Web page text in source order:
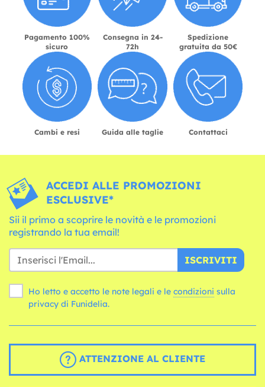
Pagamento 100%
sicuro
Consegna in 24-
72h
Spedizione
gratuita da 50€
Cambi e resi Guida alle taglie Contattaci
ACCEDI ALLE PROMOZIONI
ESCLUSIVE*
Sii il primo a scoprire le novità e le promozioni
registrando la tua email!
ISCRIVITI
Ho letto e accetto le note legali e le condizioni
privacy di Funidelia.
ATTENZIONE AL CLIENTE